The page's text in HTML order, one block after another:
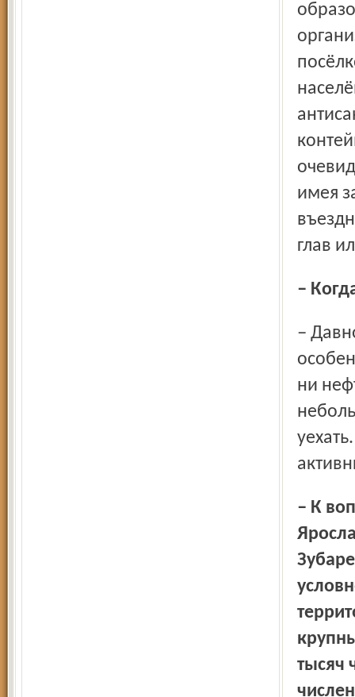
имея
глав
–
– Давно уже. Ярославль – часть России. Но есть местные
ни
– К вопросу об оттоке людей. Прошлой зимой в
тысяч